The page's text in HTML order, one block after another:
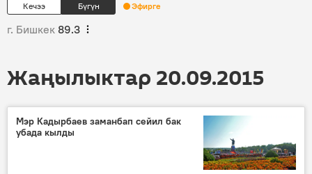
Кечээ Бүгүн Эфирге
г. Бишкек 89.3
Жаңылыктар 20.09.2015
Мэр Кадырбаев заманбап сейил бак
убада кылды